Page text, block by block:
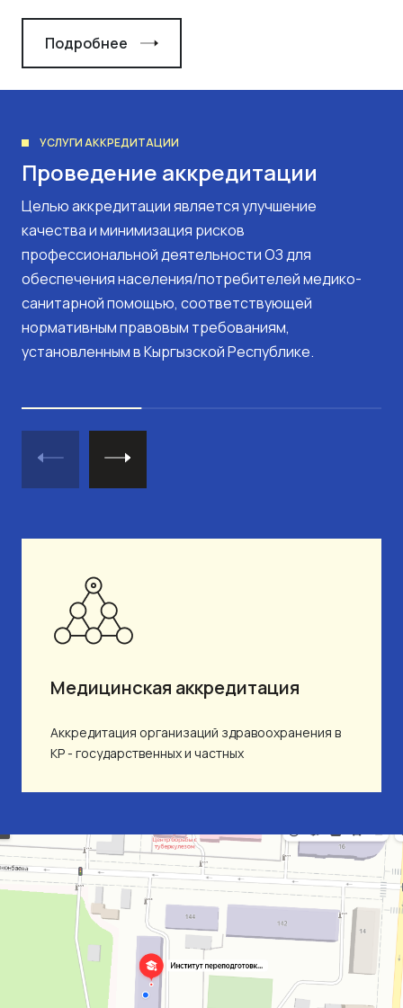
Подробнее
УСЛУГИ АККРЕДИТАЦИИ
Проведение аккредитации
Целью аккредитации является улучшение
качества и минимизация рисков
профессиональной деятельности ОЗ для
обеспечения населения/потребителей медико-
санитарной помощью, соответствующей
нормативным правовым требованиям,
установленным в Кыргызской Республике.
Медицинская аккредитация
Аккредитация организаций здравоохранения в
КР - государственных и частных